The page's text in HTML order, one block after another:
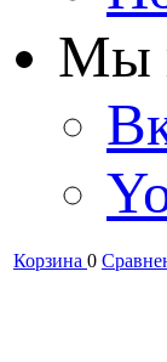
Мы
Корзина 0